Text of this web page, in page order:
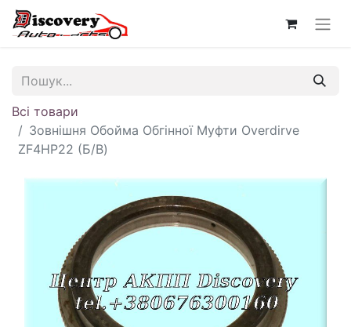
Всі товари
Зовнішня Обойма Обгінної Муфти Overdirve
ZF4HP22 (Б/В)